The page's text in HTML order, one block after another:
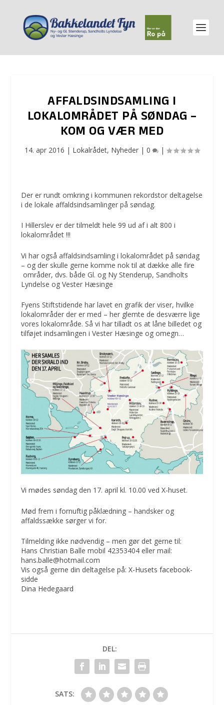
AFFALDSINDSAMLING I
LOKALOMRÅDET PÅ SØNDAG –
KOM OG VÆR MED
14. apr 2016 | Lokalrådet, Nyheder | 0 |
Der er rundt omkring i kommunen rekordstor deltagelse
i de lokale affaldsindsamlinger på søndag.
I Hillerslev er der tilmeldt hele 99 ud af i alt 800 i
lokalområdet !!!
Vi har også affaldsindsamling i lokalområdet på søndag
– og der skulle gerne komme nok til at dække alle fire
områder, dvs. både Gl. og Ny Stenderup, Sandholts
Lyndelse og Vester Hæsinge
Fyens Stiftstidende har lavet en grafik der viser, hvilke
lokalområder der er med – her glemte de desværre lige
vores lokalområde. Så vi har tilladt os at låne billedet og
tilføjet indsamlingen i Vester Hæsinge og omegn…
Vi mødes søndag den 17. april kl. 10.00 ved X-huset.
Mød frem i fornuftig påklædning – handsker og
affaldssække sørger vi for.
Tilmelding ikke nødvendig – men gør det gerne til:
Hans Christian Balle mobil 42353404 eller mail:
hans.balle@hotmail.com
Vis også gerne din deltagelse på:X-Husets facebook-
sidde
Dina Hedegaard
DEL:
SATS: